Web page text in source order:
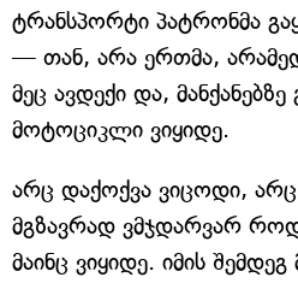
ტრანსპორტი პატრონმა
— თან, არა ერთმა,
მეც ავდექი და,
მოტოციკლი ვიყიდე.
არც დაქოქვა ვიცოდი,
მგზავრად ვმჯდარვარ
მაინც ვიყიდე. იმის შემდეგ